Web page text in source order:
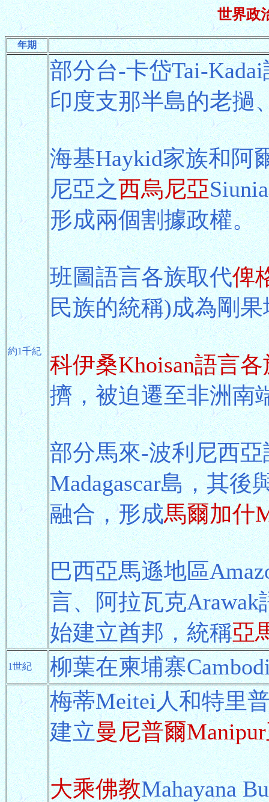
世界政
年期
約1千紀
部分台-卡岱Tai-
印度支那半島的老撾
海基Haykid家族和阿
尼亞之西烏尼亞
形成兩個割據政權。
班圖語言各族取代俾
民族的統稱)成為剛
科伊桑Khoisan語言各
擠，被迫遷至非洲南
部分馬來-波利尼西
Madagascar島，其
融合，形成馬爾加什
巴西亞馬遜地區
言、阿拉瓦克
始建立酋邦，統稱亞
1世紀 柳葉在柬埔寨
梅蒂Meitei人和特里
建立曼尼普爾
大乘佛教Mahayana